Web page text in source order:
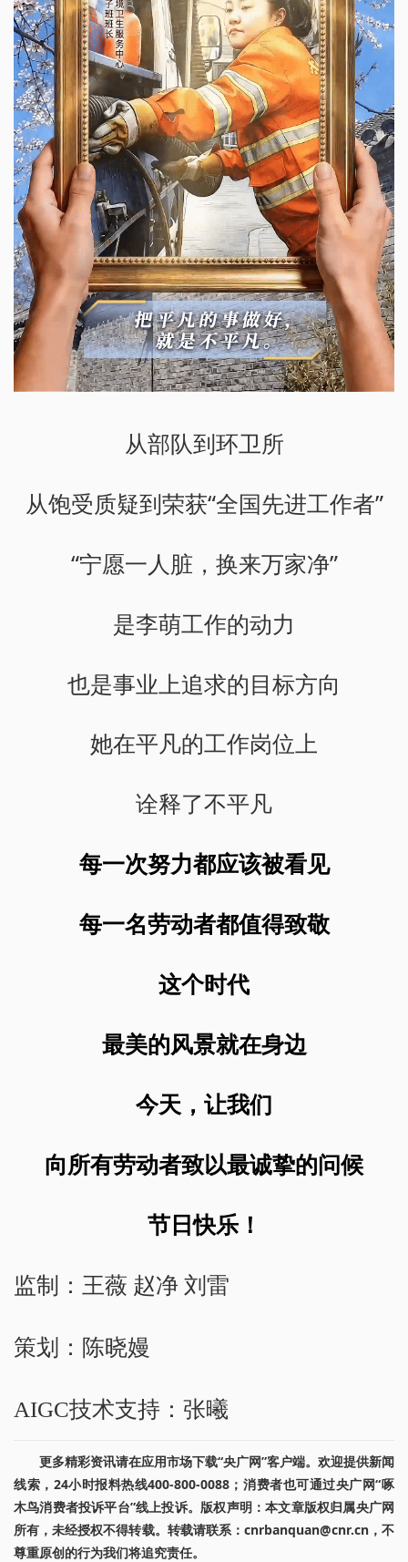
从部队到环卫所
从饱受质疑到荣获“全国先进工作者”
“宁愿一人脏，换来万家净”
是李萌工作的动力
也是事业上追求的目标方向
她在平凡的工作岗位上
诠释了不平凡
每一次努力都应该被看见
每一名劳动者都值得致敬
这个时代
最美的风景就在身边
今天，让我们
向所有劳动者致以最诚挚的问候
节日快乐！
监制：王薇 赵净 刘雷
策划：陈晓嫚
AIGC技术支持：张曦
更多精彩资讯请在应用市场下载“央广网”客户端。欢迎提供新闻
线索，24小时报料热线400-800-0088；消费者也可通过央广网“啄
木鸟消费者投诉平台”线上投诉。版权声明：本文章版权归属央广网
所有，未经授权不得转载。转载请联系：cnrbanquan@cnr.cn，不
尊重原创的行为我们将追究责任。